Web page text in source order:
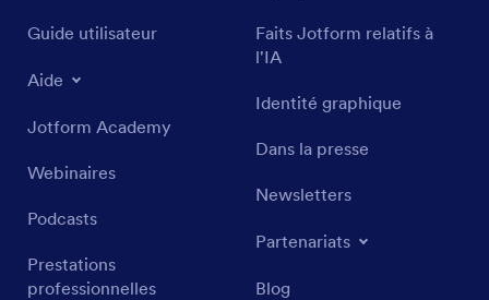
Guide utilisateur
Aide
Jotform Academy
Webinaires
Podcasts
Prestations
professionnelles
Faits Jotform relatifs à
l'IA
Identité graphique
Dans la presse
Newsletters
Partenariats
Blog